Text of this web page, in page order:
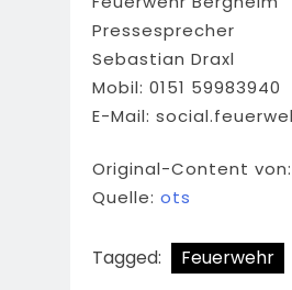
Pressesprecher
Sebastian Draxl
Mobil: 0151 59983940
E-Mail:
Original-Content
Quelle: ots
Tagged: Feuerwehr